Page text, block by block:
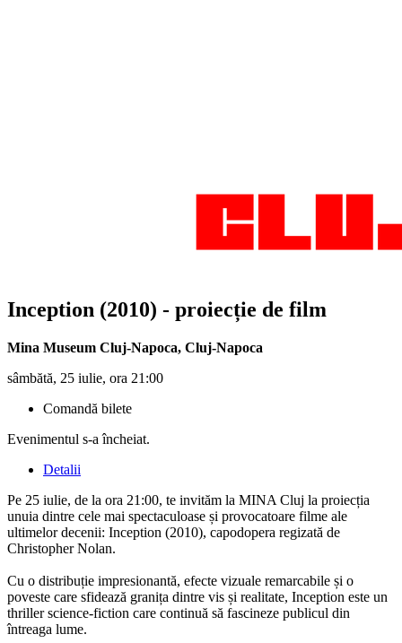
Inception (2010) - proiecție de film
Mina Museum Cluj-Napoca, Cluj-Napoca
sâmbătă, 25 iulie, ora 21:00
Comandă bilete
Evenimentul s-a încheiat.
Detalii
Pe 25 iulie, de la ora 21:00, te invităm la MINA Cluj la proiecția
unuia dintre cele mai spectaculoase și provocatoare filme ale
ultimelor decenii: Inception (2010), capodopera regizată de
Christopher Nolan.
Cu o distribuție impresionantă, efecte vizuale remarcabile și o
poveste care sfidează granița dintre vis și realitate, Inception este un
thriller science-fiction care continuă să fascineze publicul din
întreaga lume.